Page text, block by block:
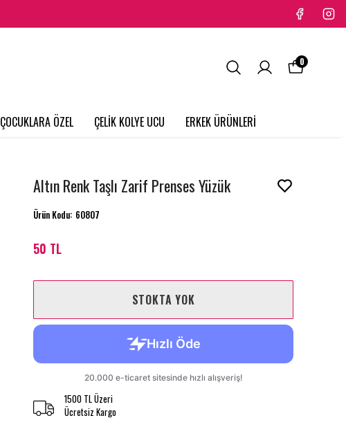
ÇOCUKLARA ÖZEL ÇELİK KOLYE UCU ERKEK ÜRÜNLERİ
0
Altın Renk Taşlı Zarif Prenses Yüzük
Ürün Kodu: 60807
50 TL
STOKTA YOK
1500 TL Üzeri
Ücretsiz Kargo